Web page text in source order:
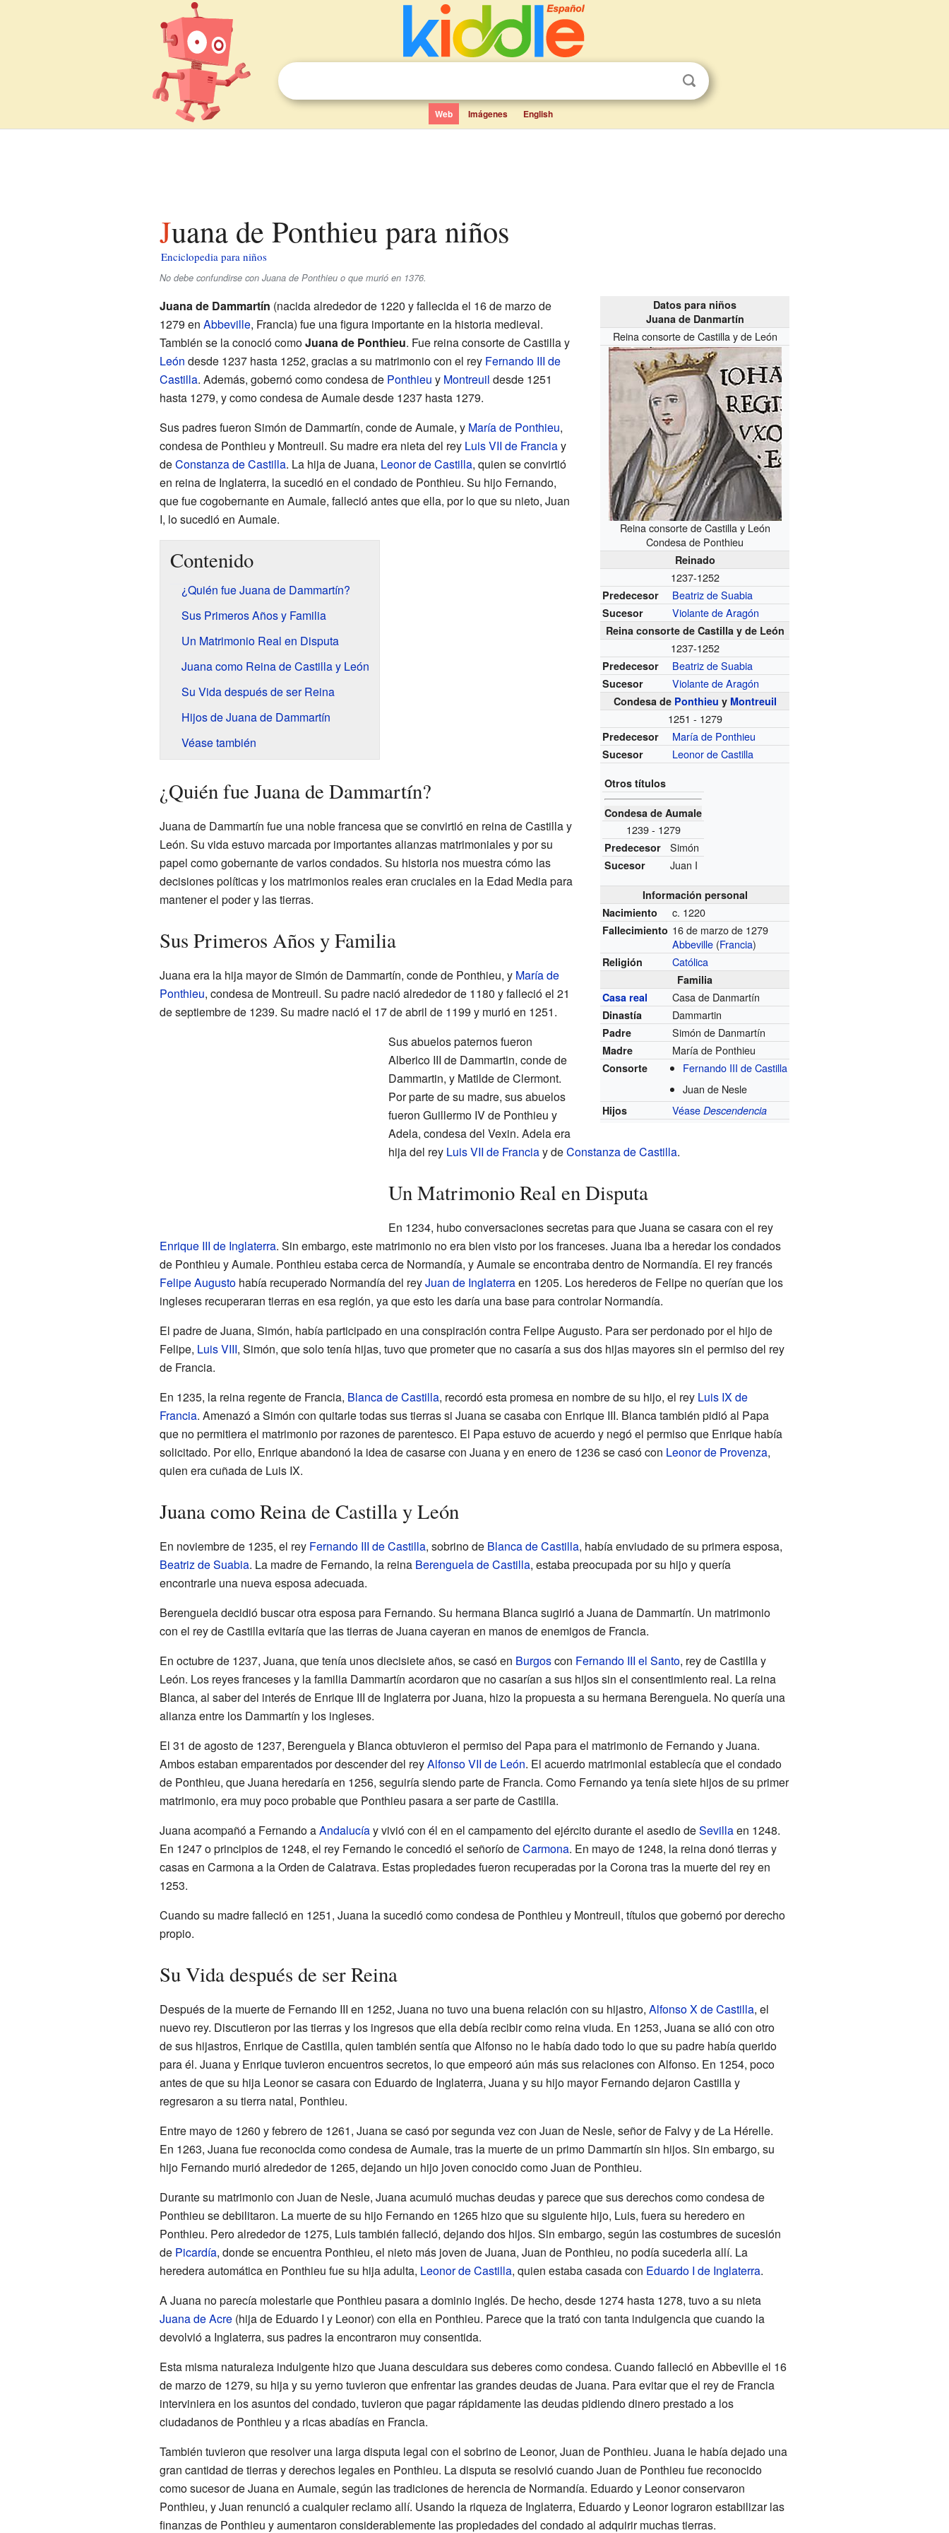
Web Imágenes English
Juana de Ponthieu para niños
Enciclopedia para niños
No debe confundirse con Juana de Ponthieu o que murió en 1376.
Datos para niños
Juana de Danmartín
Reina consorte de Castilla y de León
Reina consorte de Castilla y León
Condesa de Ponthieu
Reinado
1237-1252
Predecesor Beatriz de Suabia
Sucesor Violante de Aragón
Reina consorte de Castilla y de León
1237-1252
Predecesor Beatriz de Suabia
Sucesor Violante de Aragón
Condesa de Ponthieu y Montreuil
1251 - 1279
Predecesor María de Ponthieu
Sucesor Leonor de Castilla
Otros títulos
Condesa de Aumale
1239 - 1279
Predecesor Simón
Sucesor Juan I
Información personal
Nacimiento
c. 1220
Fallecimiento 16 de marzo de 1279
Abbeville (Francia)
Religión Católica
Familia
Casa real
Casa de Danmartín
Dinastía Dammartin
Padre Simón de Danmartín
Madre María de Ponthieu
Consorte
Fernando III de Castilla
Juan de Nesle
Hijos VéaseDescendencia
Juana de Dammartín (nacida alrededor de 1220 y fallecida el 16 de marzo de
1279 en Abbeville, Francia) fue una figura importante en la historia medieval.
También se la conoció comoJuana de Ponthieu. Fue reina consorte de Castilla y
León desde 1237 hasta 1252, gracias a su matrimonio con el rey Fernando III de
Castilla. Además, gobernó como condesa de Ponthieu y Montreuil desde 1251
hasta 1279, y como condesa de Aumale desde 1237 hasta 1279.
Sus padres fueron Simón de Dammartín, conde de Aumale, y María de Ponthieu,
condesa de Ponthieu y Montreuil. Su madre era nieta del rey Luis VII de Franciay
deConstanza de Castilla. La hija de Juana, Leonor de Castilla, quien se convirtió
en reina de Inglaterra, la sucedió en el condado de Ponthieu. Su hijo Fernando,
que fue cogobernante en Aumale, falleció antes que ella, por lo que su nieto, Juan
I, lo sucedió en Aumale.
Contenido
¿Quién fue Juana de Dammartín?
Sus Primeros Años y Familia
Un Matrimonio Real en Disputa
Juana como Reina de Castilla y León
Su Vida después de ser Reina
Hijos de Juana de Dammartín
Véase también
¿Quién fue Juana de Dammartín?
Juana de Dammartín fue una noble francesa que se convirtió en reina de Castilla y
León. Su vida estuvo marcada por importantes alianzas matrimoniales y por su
papel como gobernante de varios condados. Su historia nos muestra cómo las
decisiones políticas y los matrimonios reales eran cruciales en la Edad Media para
mantener el poder y las tierras.
Sus Primeros Años y Familia
Juana era la hija mayor de Simón de Dammartín, conde de Ponthieu, y María de
Ponthieu, condesa de Montreuil. Su padre nació alrededor de 1180 y falleció el 21
de septiembre de 1239. Su madre nació el 17 de abril de 1199 y murió en 1251.
Sus abuelos paternos fueron
Alberico III de Dammartin, conde de
Dammartin, y Matilde de Clermont.
Por parte de su madre, sus abuelos
fueron Guillermo IV de Ponthieu y
Adela, condesa del Vexin. Adela era
hija del rey Luis VII de Franciay deConstanza de Castilla.
Un Matrimonio Real en Disputa
En 1234, hubo conversaciones secretas para que Juana se casara con el rey
Enrique III de Inglaterra. Sin embargo, este matrimonio no era bien visto por los franceses. Juana iba a heredar los condados
de Ponthieu y Aumale. Ponthieu estaba cerca de Normandía, y Aumale se encontraba dentro de Normandía. El rey francés
Felipe Augustohabía recuperado Normandía del reyJuan de Inglaterraen 1205. Los herederos de Felipe no querían que los
ingleses recuperaran tierras en esa región, ya que esto les daría una base para controlar Normandía.
El padre de Juana, Simón, había participado en una conspiración contra Felipe Augusto. Para ser perdonado por el hijo de
Felipe, Luis VIII, Simón, que solo tenía hijas, tuvo que prometer que no casaría a sus dos hijas mayores sin el permiso del rey
de Francia.
En 1235, la reina regente de Francia, Blanca de Castilla, recordó esta promesa en nombre de su hijo, el rey Luis IX de
Francia. Amenazó a Simón con quitarle todas sus tierras si Juana se casaba con Enrique III. Blanca también pidió al Papa
que no permitiera el matrimonio por razones de parentesco. El Papa estuvo de acuerdo y negó el permiso que Enrique había
solicitado. Por ello, Enrique abandonó la idea de casarse con Juana y en enero de 1236 se casó con Leonor de Provenza,
quien era cuñada de Luis IX.
Juana como Reina de Castilla y León
En noviembre de 1235, el rey Fernando III de Castilla, sobrino de Blanca de Castilla, había enviudado de su primera esposa,
Beatriz de Suabia. La madre de Fernando, la reina Berenguela de Castilla, estaba preocupada por su hijo y quería
encontrarle una nueva esposa adecuada.
Berenguela decidió buscar otra esposa para Fernando. Su hermana Blanca sugirió a Juana de Dammartín. Un matrimonio
con el rey de Castilla evitaría que las tierras de Juana cayeran en manos de enemigos de Francia.
En octubre de 1237, Juana, que tenía unos diecisiete años, se casó en Burgoscon Fernando III el Santo, rey de Castilla y
León. Los reyes franceses y la familia Dammartín acordaron que no casarían a sus hijos sin el consentimiento real. La reina
Blanca, al saber del interés de Enrique III de Inglaterra por Juana, hizo la propuesta a su hermana Berenguela. No quería una
alianza entre los Dammartín y los ingleses.
El 31 de agosto de 1237, Berenguela y Blanca obtuvieron el permiso del Papa para el matrimonio de Fernando y Juana.
Ambos estaban emparentados por descender del reyAlfonso VII de León. El acuerdo matrimonial establecía que el condado
de Ponthieu, que Juana heredaría en 1256, seguiría siendo parte de Francia. Como Fernando ya tenía siete hijos de su primer
matrimonio, era muy poco probable que Ponthieu pasara a ser parte de Castilla.
Juana acompañó a Fernando aAndalucíay vivió con él en el campamento del ejército durante el asedio deSevillaen 1248.
En 1247 o principios de 1248, el rey Fernando le concedió el señorío deCarmona. En mayo de 1248, la reina donó tierras y
casas en Carmona a la Orden de Calatrava. Estas propiedades fueron recuperadas por la Corona tras la muerte del rey en
1253.
Cuando su madre falleció en 1251, Juana la sucedió como condesa de Ponthieu y Montreuil, títulos que gobernó por derecho
propio.
Su Vida después de ser Reina
Después de la muerte de Fernando III en 1252, Juana no tuvo una buena relación con su hijastro, Alfonso X de Castilla, el
nuevo rey. Discutieron por las tierras y los ingresos que ella debía recibir como reina viuda. En 1253, Juana se alió con otro
de sus hijastros, Enrique de Castilla, quien también sentía que Alfonso no le había dado todo lo que su padre había querido
para él. Juana y Enrique tuvieron encuentros secretos, lo que empeoró aún más sus relaciones con Alfonso. En 1254, poco
antes de que su hija Leonor se casara con Eduardo de Inglaterra, Juana y su hijo mayor Fernando dejaron Castilla y
regresaron a su tierra natal, Ponthieu.
Entre mayo de 1260 y febrero de 1261, Juana se casó por segunda vez con Juan de Nesle, señor de Falvy y de La Hérelle.
En 1263, Juana fue reconocida como condesa de Aumale, tras la muerte de un primo Dammartín sin hijos. Sin embargo, su
hijo Fernando murió alrededor de 1265, dejando un hijo joven conocido como Juan de Ponthieu.
Durante su matrimonio con Juan de Nesle, Juana acumuló muchas deudas y parece que sus derechos como condesa de
Ponthieu se debilitaron. La muerte de su hijo Fernando en 1265 hizo que su siguiente hijo, Luis, fuera su heredero en
Ponthieu. Pero alrededor de 1275, Luis también falleció, dejando dos hijos. Sin embargo, según las costumbres de sucesión
de Picardía, donde se encuentra Ponthieu, el nieto más joven de Juana, Juan de Ponthieu, no podía sucederla allí. La
heredera automática en Ponthieu fue su hija adulta, Leonor de Castilla, quien estaba casada con Eduardo I de Inglaterra.
A Juana no parecía molestarle que Ponthieu pasara a dominio inglés. De hecho, desde 1274 hasta 1278, tuvo a su nieta
Juana de Acre(hija de Eduardo I y Leonor) con ella en Ponthieu. Parece que la trató con tanta indulgencia que cuando la
devolvió a Inglaterra, sus padres la encontraron muy consentida.
Esta misma naturaleza indulgente hizo que Juana descuidara sus deberes como condesa. Cuando falleció en Abbeville el 16
de marzo de 1279, su hija y su yerno tuvieron que enfrentar las grandes deudas de Juana. Para evitar que el rey de Francia
interviniera en los asuntos del condado, tuvieron que pagar rápidamente las deudas pidiendo dinero prestado a los
ciudadanos de Ponthieu y a ricas abadías en Francia.
También tuvieron que resolver una larga disputa legal con el sobrino de Leonor, Juan de Ponthieu. Juana le había dejado una
gran cantidad de tierras y derechos legales en Ponthieu. La disputa se resolvió cuando Juan de Ponthieu fue reconocido
como sucesor de Juana en Aumale, según las tradiciones de herencia de Normandía. Eduardo y Leonor conservaron
Ponthieu, y Juan renunció a cualquier reclamo allí. Usando la riqueza de Inglaterra, Eduardo y Leonor lograron estabilizar las
finanzas de Ponthieu y aumentaron considerablemente las propiedades del condado al adquirir muchas tierras.